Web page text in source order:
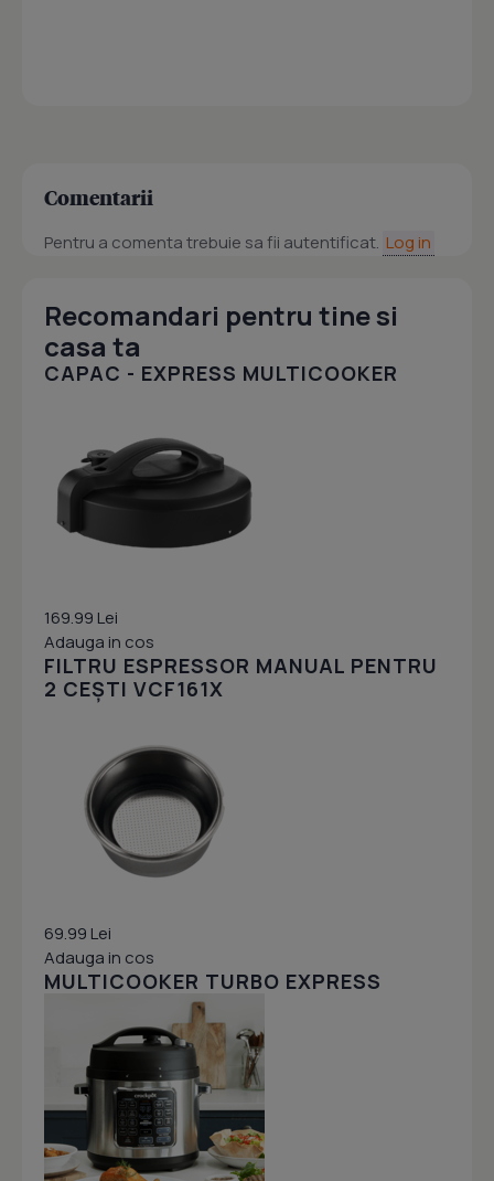
Comentarii
Pentru a comenta trebuie sa fii autentificat. Log in
Recomandari pentru tine si
casa ta
CAPAC - EXPRESS MULTICOOKER
169.99 Lei
Adauga in cos
FILTRU ESPRESSOR MANUAL PENTRU
2 CEȘTI VCF161X
69.99 Lei
Adauga in cos
MULTICOOKER TURBO EXPRESS